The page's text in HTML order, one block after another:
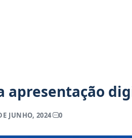
apresentação
JUNHO, 2024 0